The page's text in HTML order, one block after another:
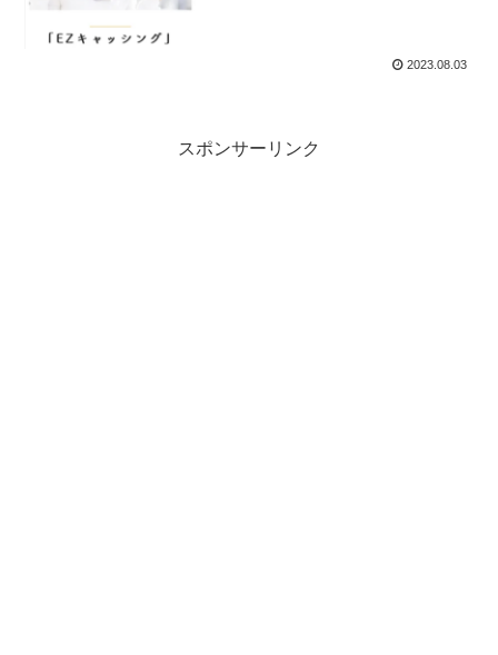
2023.08.03
スポンサーリンク